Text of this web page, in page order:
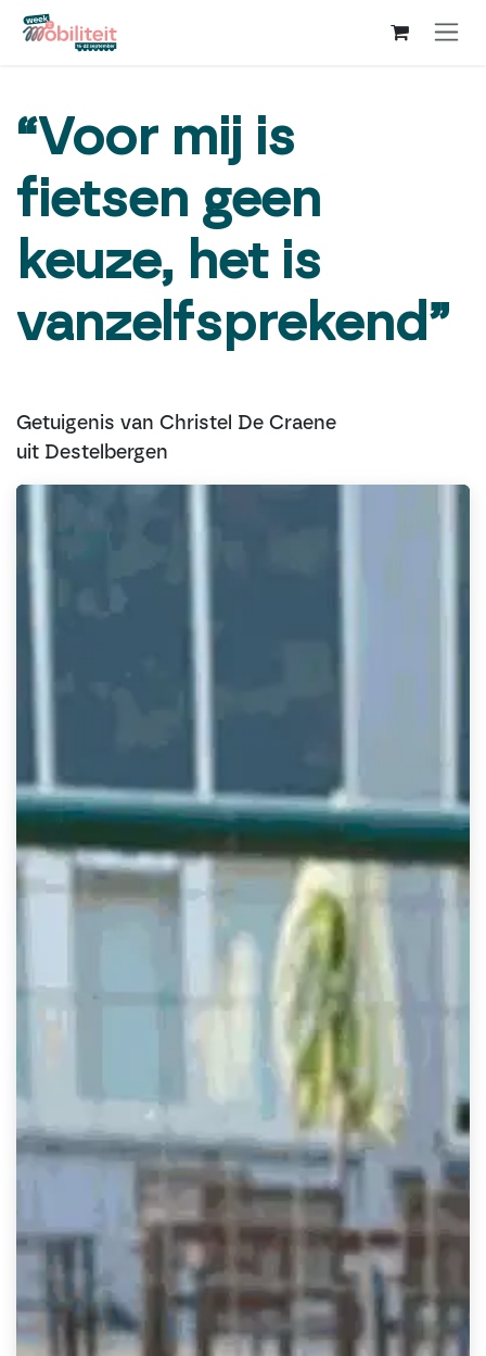
Overslaan naar inhoud
“Voor mij is
fietsen geen
keuze, het is
vanzelfsprekend”
Getuigenis van Christel De Craene
uit Destelbergen